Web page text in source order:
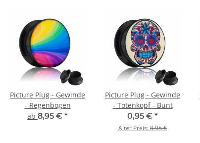
Picture Plug - Gewinde
- Regenbogen
ab 8,95 € *
Picture Plug - Gewinde
- Totenkopf - Bunt
0,95 € *
Alter Preis:8,95 €